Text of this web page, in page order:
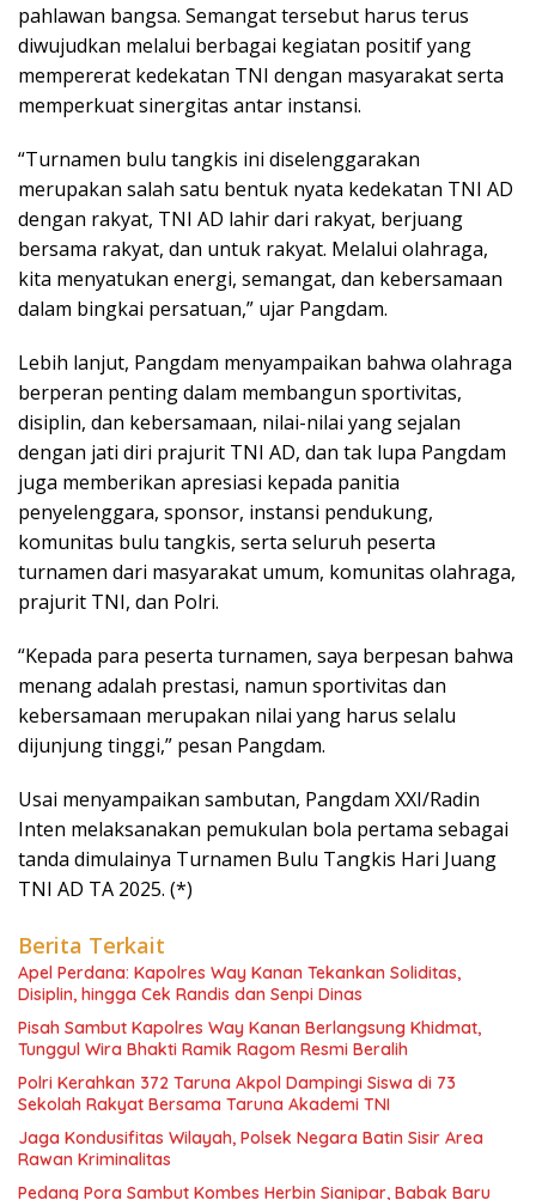
pahlawan bangsa. Semangat tersebut harus terus
diwujudkan melalui berbagai kegiatan positif yang
mempererat kedekatan TNI dengan masyarakat serta
memperkuat sinergitas antar instansi.
“Turnamen bulu tangkis ini diselenggarakan
merupakan salah satu bentuk nyata kedekatan TNI AD
dengan rakyat, TNI AD lahir dari rakyat, berjuang
bersama rakyat, dan untuk rakyat. Melalui olahraga,
kita menyatukan energi, semangat, dan kebersamaan
dalam bingkai persatuan,” ujar Pangdam.
Lebih lanjut, Pangdam menyampaikan bahwa olahraga
berperan penting dalam membangun sportivitas,
disiplin, dan kebersamaan, nilai-nilai yang sejalan
dengan jati diri prajurit TNI AD, dan tak lupa Pangdam
juga memberikan apresiasi kepada panitia
penyelenggara, sponsor, instansi pendukung,
komunitas bulu tangkis, serta seluruh peserta
turnamen dari masyarakat umum, komunitas olahraga,
prajurit TNI, dan Polri.
“Kepada para peserta turnamen, saya berpesan bahwa
menang adalah prestasi, namun sportivitas dan
kebersamaan merupakan nilai yang harus selalu
dijunjung tinggi,” pesan Pangdam.
Usai menyampaikan sambutan, Pangdam XXI/Radin
Inten melaksanakan pemukulan bola pertama sebagai
tanda dimulainya Turnamen Bulu Tangkis Hari Juang
TNI AD TA 2025. (*)
Berita Terkait
Apel Perdana: Kapolres Way Kanan Tekankan Soliditas,
Disiplin, hingga Cek Randis dan Senpi Dinas
Pisah Sambut Kapolres Way Kanan Berlangsung Khidmat,
Tunggul Wira Bhakti Ramik Ragom Resmi Beralih
Polri Kerahkan 372 Taruna Akpol Dampingi Siswa di 73
Sekolah Rakyat Bersama Taruna Akademi TNI
Jaga Kondusifitas Wilayah, Polsek Negara Batin Sisir Area
Rawan Kriminalitas
Pedang Pora Sambut Kombes Herbin Sianipar, Babak Baru